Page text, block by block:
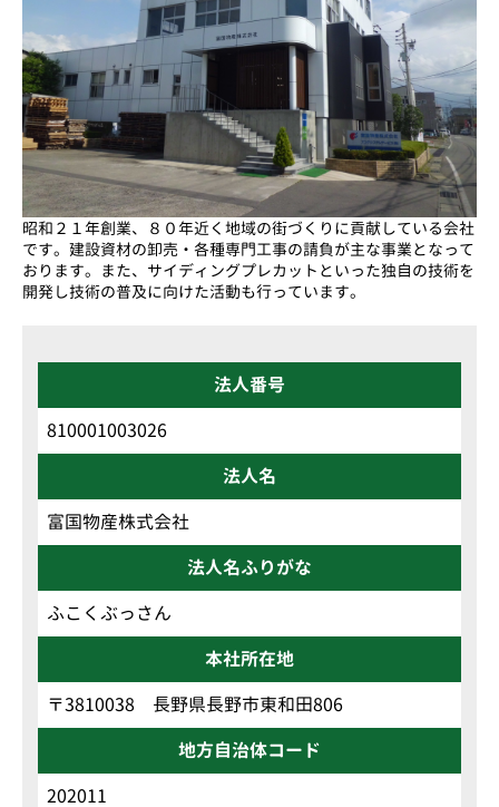
昭和２１年創業、８０年近く地域の街づくりに貢献している会社
です。建設資材の卸売・各種専門工事の請負が主な事業となって
おります。また、サイディングプレカットといった独自の技術を
開発し技術の普及に向けた活動も行っています。
法人番号
810001003026
法人名
富国物産株式会社
法人名ふりがな
ふこくぶっさん
本社所在地
〒3810038 長野県長野市東和田806
地方自治体コード
202011